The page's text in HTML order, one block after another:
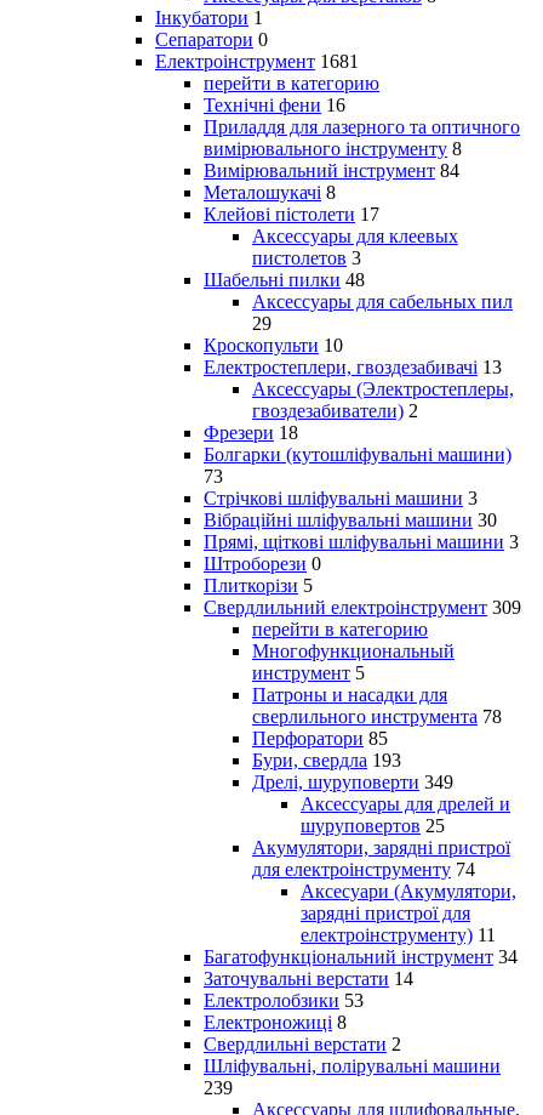
Інкубатори 1
Сепаратори 0
Електроінструмент 1681
перейти в категорию
Технічні фени 16
Приладдя для лазерного та оптичного
вимірювального інструменту 8
Вимірювальний інструмент 84
Металошукачі 8
Клейові пістолети 17
Аксессуары для клеевых
пистолетов 3
Шабельні пилки 48
Аксессуары для сабельных пил
29
Кроскопульти 10
Електростеплери, гвоздезабивачі 13
Аксессуары (Электростеплеры,
гвоздезабиватели) 2
Фрезери 18
Болгарки (кутошліфувальні машини)
73
Стрічкові шліфувальні машини 3
Вібраційні шліфувальні машини 30
Прямі, щіткові шліфувальні машини 3
Штроборези 0
Плиткорізи 5
Свердлильний електроінструмент 309
перейти в категорию
Многофункциональный
инструмент 5
Патроны и насадки для
сверлильного инструмента 78
Перфоратори 85
Бури, свердла 193
Дрелі, шуруповерти 349
Аксессуары для дрелей и
шуруповертов 25
Акумулятори, зарядні пристрої
для електроінструменту 74
Аксесуари (Акумулятори,
зарядні пристрої для
електроінструменту) 11
Багатофункціональний інструмент 34
Заточувальні верстати 14
Електролобзики 53
Електроножиці 8
Свердлильні верстати 2
Шліфувальні, полірувальні машини
239
Аксессуары для шлифовальные,